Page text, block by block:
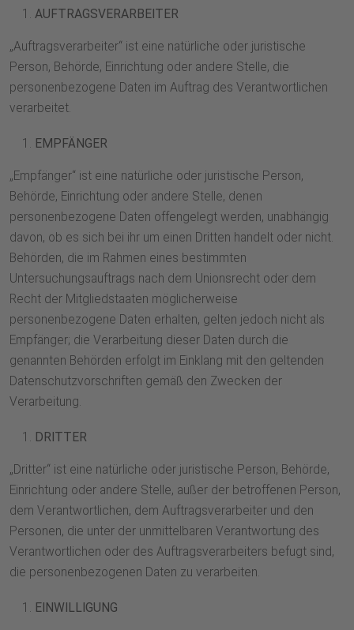
AUFTRAGSVERARBEITER
„Auftragsverarbeiter“ ist eine natürliche oder juristische
Person, Behörde, Einrichtung oder andere Stelle, die
personenbezogene Daten im Auftrag des Verantwortlichen
verarbeitet.
EMPFÄNGER
„Empfänger“ ist eine natürliche oder juristische Person,
Behörde, Einrichtung oder andere Stelle, denen
personenbezogene Daten offengelegt werden, unabhängig
davon, ob es sich bei ihr um einen Dritten handelt oder nicht.
Behörden, die im Rahmen eines bestimmten
Untersuchungsauftrags nach dem Unionsrecht oder dem
Recht der Mitgliedstaaten möglicherweise
personenbezogene Daten erhalten, gelten jedoch nicht als
Empfänger; die Verarbeitung dieser Daten durch die
genannten Behörden erfolgt im Einklang mit den geltenden
Datenschutzvorschriften gemäß den Zwecken der
Verarbeitung.
DRITTER
„Dritter“ ist eine natürliche oder juristische Person, Behörde,
Einrichtung oder andere Stelle, außer der betroffenen Person,
dem Verantwortlichen, dem Auftragsverarbeiter und den
Personen, die unter der unmittelbaren Verantwortung des
Verantwortlichen oder des Auftragsverarbeiters befugt sind,
die personenbezogenen Daten zu verarbeiten.
EINWILLIGUNG